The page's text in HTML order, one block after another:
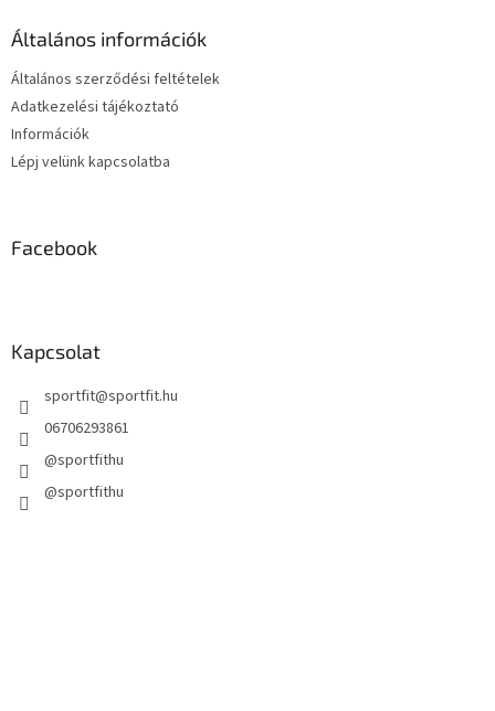
Általános információk
Általános szerződési feltételek
Adatkezelési tájékoztató
Információk
Lépj velünk kapcsolatba
Facebook
Kapcsolat
sportfit@sportfit.hu
06706293861
@sportfithu
@sportfithu